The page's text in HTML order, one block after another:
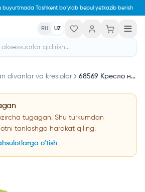
Toshkent bo'ylab bepul yetkazib berish
RU UZ
divanlar va kreslolar 68569 Кресло надувное, флок 107х104х69 см Желтый
tugagan. Shu turkumdan
tanlashga harakat qiling.
o‘tish